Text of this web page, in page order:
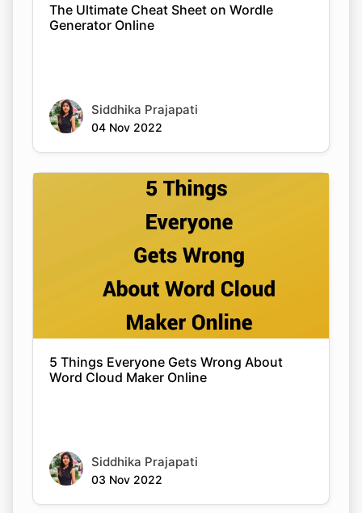
Copy Link
The Ultimate Cheat Sheet on Wordle
Generator Online
Siddhika Prajapati
04 Nov 2022
5 Things Everyone Gets Wrong About
Word Cloud Maker Online
Siddhika Prajapati
03 Nov 2022